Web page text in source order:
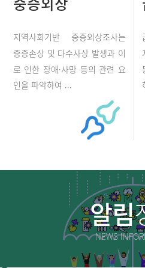
지역사회기반 중증외상조사는
중증손상 및 다수사상 발생과 이
로 인한 장애·사망 등의 관련 요
인을 파악하여 ...
알림
NEWS